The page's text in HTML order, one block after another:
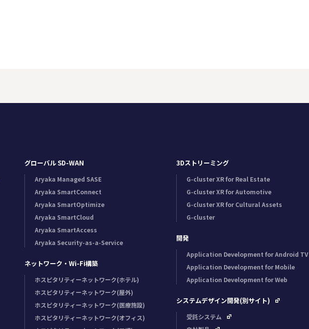
グローバル SD-WAN
Aryaka Managed SASE
Aryaka SmartConnect
Aryaka SmartOptimize
Aryaka SmartCloud
Aryaka SmartAccess
Aryaka Security-as-a-Service
ネットワーク・Wi-Fi構築
ホスピタリティーネットワーク(ホテル)
ホスピタリティーネットワーク(屋外)
ホスピタリティーネットワーク(医療施設)
ホスピタリティーネットワーク(オフィス)
3Dストリーミング
G-cluster XR for Real Estate
G-cluster XR for Automotive
G-cluster XR for Cultural Assets
G-cluster
開発
Application Development for Android TV
Application Development for Mobile
Application Development for Web
システムデザイン開発(別サイト)
受託システム